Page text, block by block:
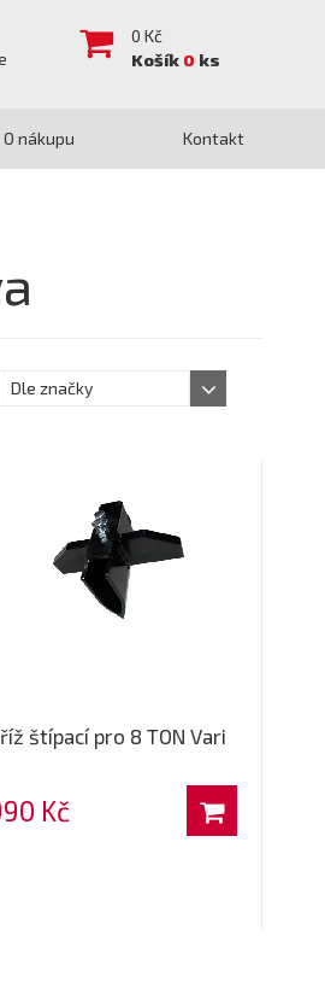
0 Kč
Košík 0 ks
O nákupu Kontakt
Dle značky
štípací pro 8 TON Vari
Kč